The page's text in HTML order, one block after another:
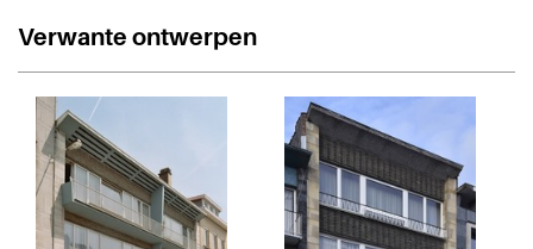
Verwante ontwerpen